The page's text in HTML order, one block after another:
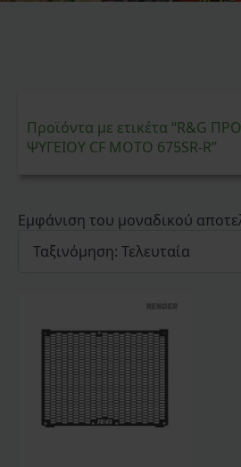
Προϊόντα με ετικέτα “R&G
ΨΥΓΕΙΟΥ CF MOTO 675SR-R”
Εμφάνιση του μοναδικού